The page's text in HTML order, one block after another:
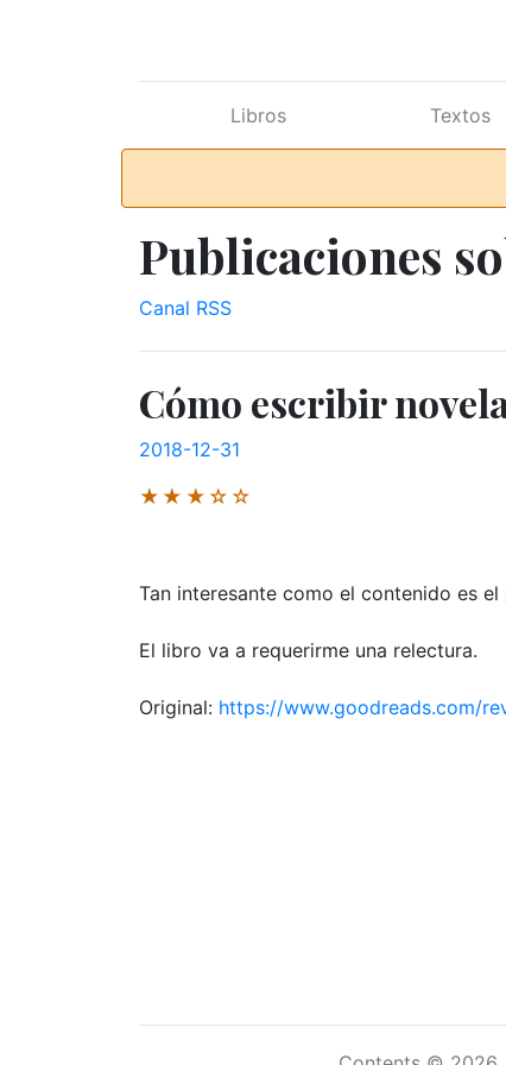
Libros Textos
Publicaciones
Canal RSS
Cómo escribir
2018-12-31
★★★☆☆
Tan interesante como el contenido es
El libro va a requerirme una relectura.
Original: https://www.goodreads.com/